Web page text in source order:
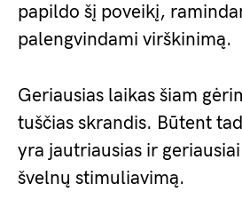
papildo šį poveikį,
palengvindami virškinimą.
Geriausias laikas šiam
tuščias skrandis. Būtent
yra jautriausias ir
švelnų stimuliavimą.